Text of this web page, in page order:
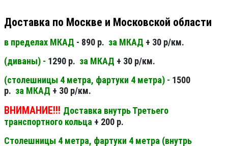
Доставка по Москве и Московской области
в пределах МКАД - 890 р. за МКАД + 30 р/км.
(диваны) - 1290 р. за МКАД + 30 р/км.
(столешницы 4 метра, фартуки 4 метра) - 1500
р. за МКАД + 30 р/км.
ВНИМАНИЕ!!! Доставка внутрь Третьего
транспортного кольца + 200 р.
Столешницы 4 метра, фартуки 4 метра (внутрь